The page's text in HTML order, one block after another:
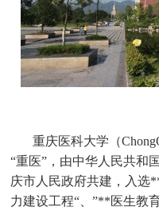
重庆医科大学（
“重医”，由中华人民共和
庆市人民政府共建，入选
力建设工程“、”**医生教